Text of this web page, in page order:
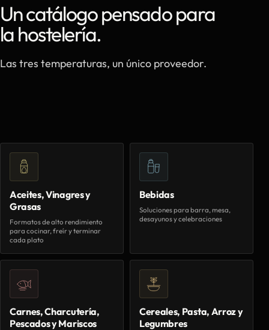
Un catálogo pensado para
la hostelería.
Las tres temperaturas, un único proveedor.
Aceites, Vinagres y
Grasas
Formatos de alto rendimiento
para cocinar, freír y terminar
cada plato
Bebidas
Soluciones para barra, mesa,
desayunos y celebraciones
Carnes, Charcutería,
Pescados y Mariscos
Cereales, Pasta, Arroz y
Legumbres